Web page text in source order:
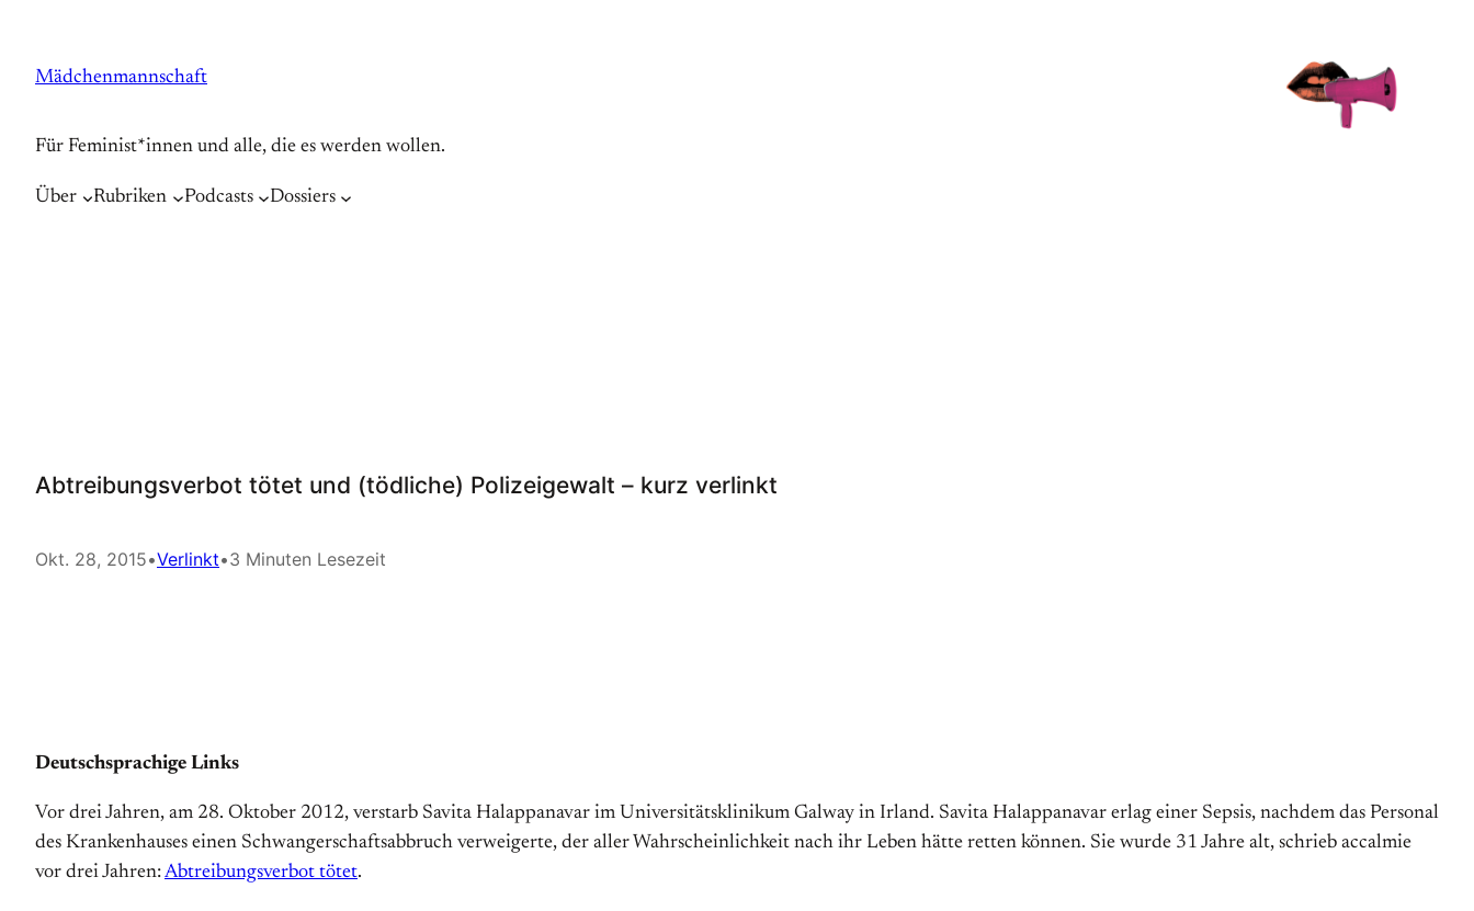
springen
Mädchenmannschaft
Für Feminist*innen und alle, die es werden wollen.
Über Rubriken Podcasts Dossiers
Abtreibungsverbot tötet und (tödliche) Polizeigewalt – kurz verlinkt
Okt. 28, 2015•Verlinkt•3 Minuten Lesezeit
Deutschsprachige Links
Vor drei Jahren, am 28. Oktober 2012, verstarb Sa­vita Ha­lap­pa­na­var im Universitäts­klinikum Gal­way in Ir­land. Savita Halappanavar erlag einer Sepsis, nachdem das Personal
des Kranken­hauses einen Schwanger­schafts­ab­bruch ver­wei­gerte, der aller Wahr­schein­lich­keit nach ihr Leben hätte retten können. Sie wurde 31 Jahre alt, schrieb accalmie
vor drei Jahren:Abtreibungsverbot tötet.